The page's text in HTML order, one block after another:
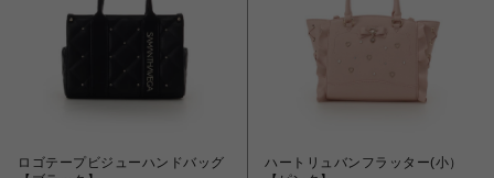
ロゴテープビジューハンドバッグ
ハートリュバンフラッター(小）